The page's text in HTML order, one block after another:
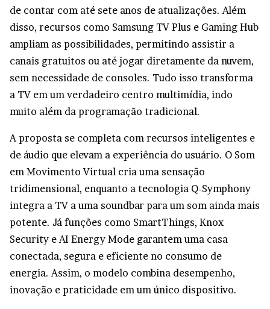
de contar com até sete anos de atualizações. Além
disso, recursos como Samsung TV Plus e Gaming Hub
ampliam as possibilidades, permitindo assistir a
canais gratuitos ou até jogar diretamente da nuvem,
sem necessidade de consoles. Tudo isso transforma
a TV em um verdadeiro centro multimídia, indo
muito além da programação tradicional.
A proposta se completa com recursos inteligentes e
de áudio que elevam a experiência do usuário. O Som
em Movimento Virtual cria uma sensação
tridimensional, enquanto a tecnologia Q-Symphony
integra a TV a uma soundbar para um som ainda mais
potente. Já funções como SmartThings, Knox
Security e AI Energy Mode garantem uma casa
conectada, segura e eficiente no consumo de
energia. Assim, o modelo combina desempenho,
inovação e praticidade em um único dispositivo.